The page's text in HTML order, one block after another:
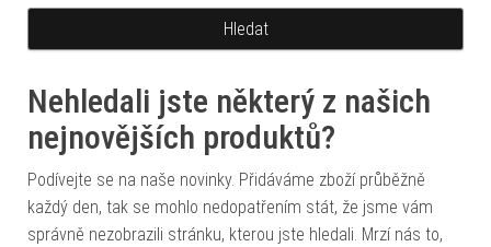
Nehledali jste některý z našich
nejnovějších produktů?
Podívejte se na naše novinky. Přidáváme zboží průběžně
každý den, tak se mohlo nedopatřením stát, že jsme vám
správně nezobrazili stránku, kterou jste hledali. Mrzí nás to,